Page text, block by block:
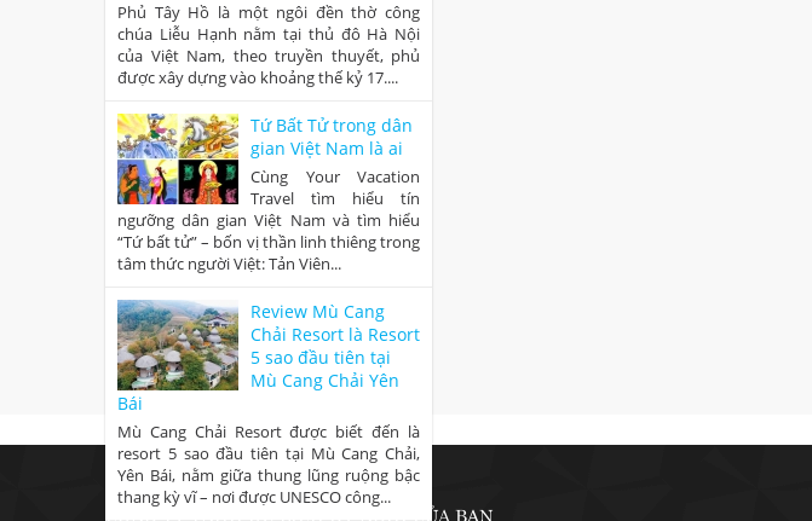
Phủ Tây Hồ là một ngôi đền thờ công
chúa Liễu Hạnh nằm tại thủ đô Hà Nội
của Việt Nam, theo truyền thuyết, phủ
được xây dựng vào khoảng thế kỷ 17....
Tứ Bất Tử trong dân
gian Việt Nam là ai
Cùng Your Vacation
Travel tìm hiểu tín
ngưỡng dân gian Việt Nam và tìm hiểu
“Tứ bất tử” – bốn vị thần linh thiêng trong
tâm thức người Việt: Tản Viên...
Review Mù Cang
Chải Resort là Resort
5 sao đầu tiên tại
Mù Cang Chải Yên
Bái
Mù Cang Chải Resort được biết đến là
resort 5 sao đầu tiên tại Mù Cang Chải,
Yên Bái, nằm giữa thung lũng ruộng bậc
thang kỳ vĩ – nơi được UNESCO công...
CÔNG TY TNHH DU LỊCH KỲ NGHỈ CỦA BẠN